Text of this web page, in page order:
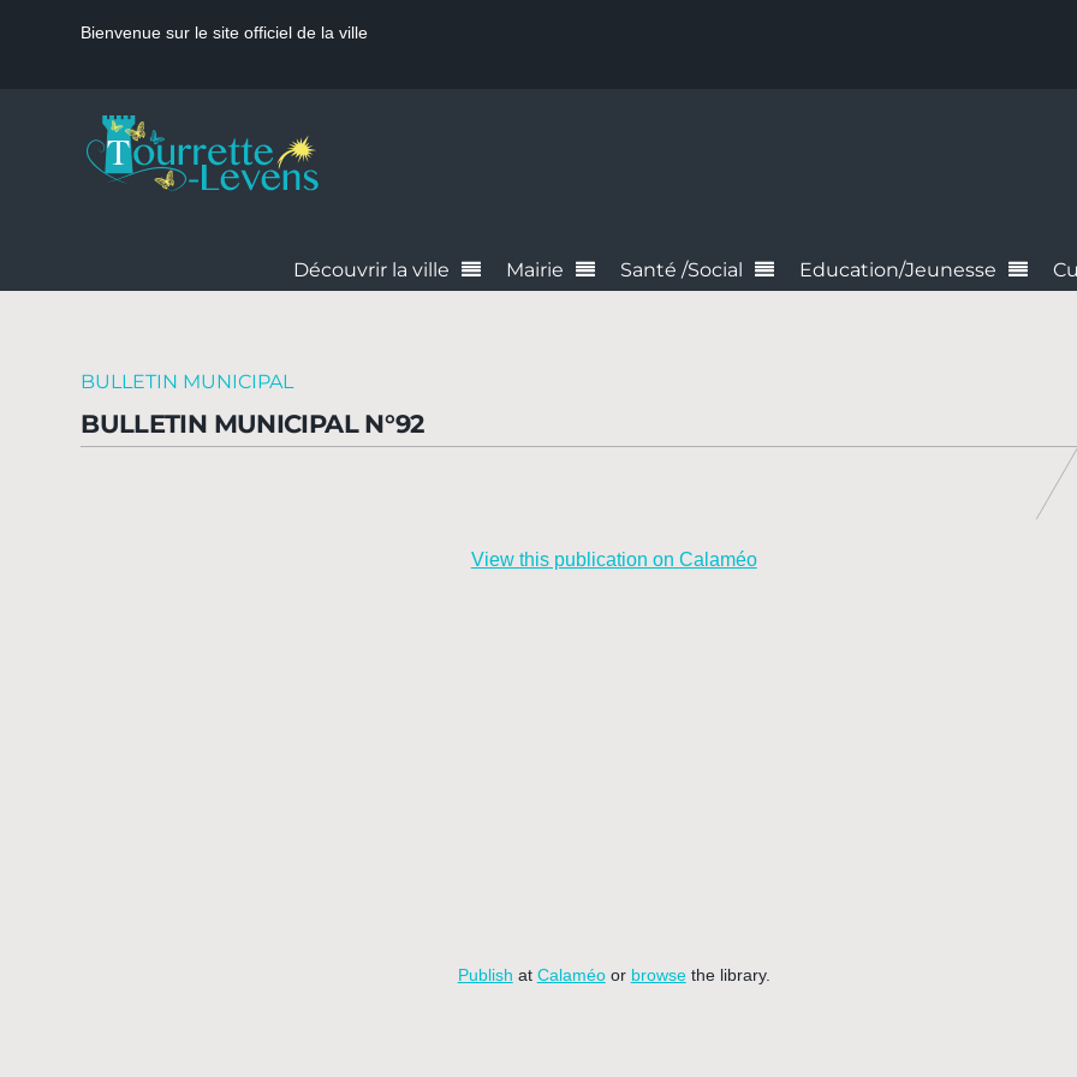
Bienvenue sur le site officiel de la ville
Découvrir la ville Mairie Santé /Social Education/Jeunesse
BULLETIN MUNICIPAL
BULLETIN MUNICIPAL N°92
View this publication on Calaméo
Publish at Calaméoor browsethe library.